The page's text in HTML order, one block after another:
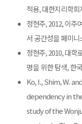
적용, 대한지리학회
정현주, 2012, 이주
서 공간성을 페미
정현주, 2010, 대학
명을 위한 탐색, 한
Ko, I., Shim, W.
dependency in
study of the